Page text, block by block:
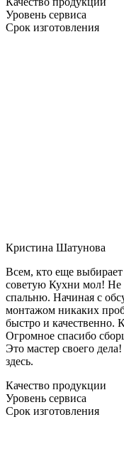
Уровень сервиса
Срок изготовления
Кристина Шатунова
Всем, кто еще
советую Кухни мол! Не
спальню. Начиная с
монтажом никаких
быстро и качественно.
Огромное спасибо
Это мастер своего
здесь.
Качество продукции
Уровень сервиса
Срок изготовления